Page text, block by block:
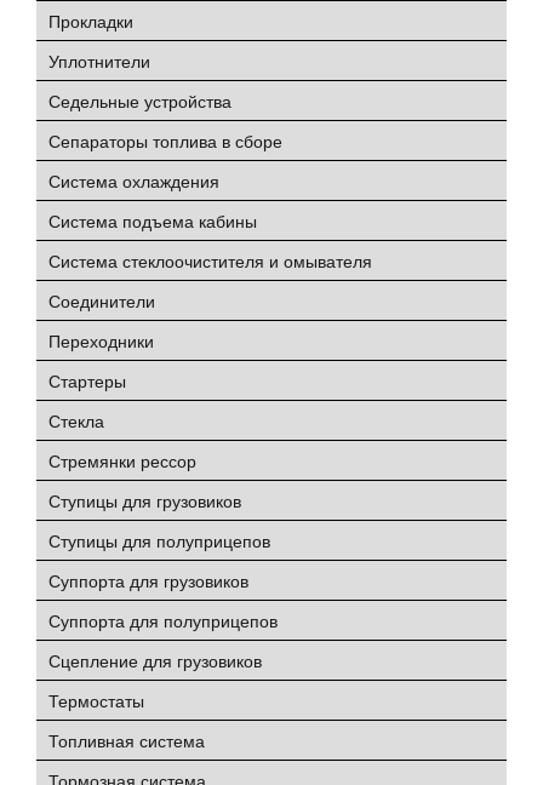
Прокладки
Уплотнители
Седельные устройства
Сепараторы топлива в сборе
Система охлаждения
Система подъема кабины
Система стеклоочистителя и омывателя
Соединители
Переходники
Стартеры
Стекла
Стремянки рессор
Ступицы для грузовиков
Ступицы для полуприцепов
Суппорта для грузовиков
Суппорта для полуприцепов
Сцепление для грузовиков
Термостаты
Топливная система
Тормозная система